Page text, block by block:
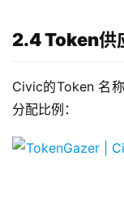
2.4 Token供
Civic的Token 名
分配比例：